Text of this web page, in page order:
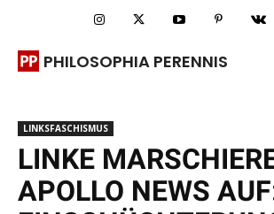
PHILOSOPHIA PERENNIS
LINKSFASCHISMUS
LINKE
APOLLO NEWS